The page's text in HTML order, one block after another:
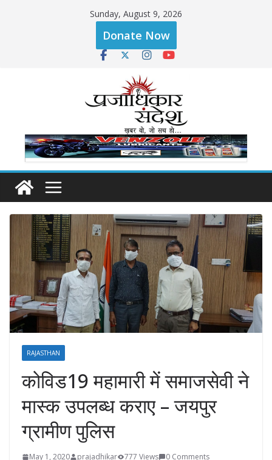
Sunday, August 9, 2026
Donate Now
RAJASTHAN
कोविड19 महामारी में समाजसेवी ने
मास्क उपलब्ध कराए – जयपुर
ग्रामीण पुलिस
May 1, 2020 prajadhikar 777 Views
0 Comments